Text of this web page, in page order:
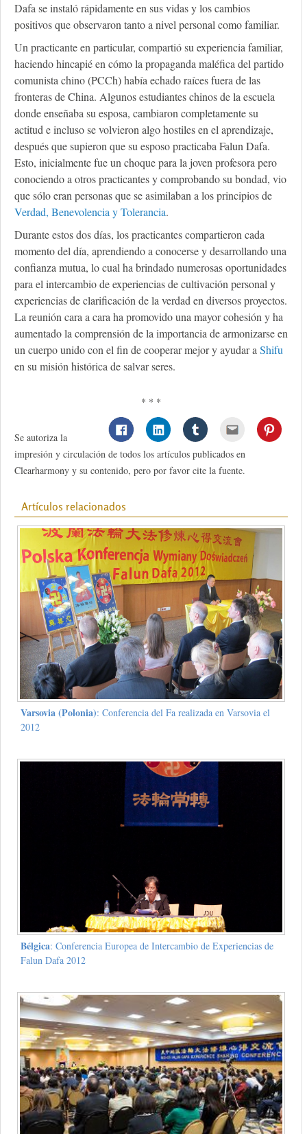
Dafa se instaló rápidamente en sus vidas y los cambios
positivos que observaron tanto a nivel personal como familiar.
Un practicante en particular, compartió su experiencia familiar,
haciendo hincapié en cómo la propaganda maléfica del partido
comunista chino (PCCh) había echado raíces fuera de las
fronteras de China. Algunos estudiantes chinos de la escuela
donde enseñaba su esposa, cambiaron completamente su
actitud e incluso se volvieron algo hostiles en el aprendizaje,
después que supieron que su esposo practicaba Falun Dafa.
Esto, inicialmente fue un choque para la joven profesora pero
conociendo a otros practicantes y comprobando su bondad, vio
que sólo eran personas que se asimilaban a los principios de
Verdad, Benevolencia y Tolerancia.
Durante estos dos días, los practicantes compartieron cada
momento del día, aprendiendo a conocerse y desarrollando una
confianza mutua, lo cual ha brindado numerosas oportunidades
para el intercambio de experiencias de cultivación personal y
experiencias de clarificación de la verdad en diversos proyectos.
La reunión cara a cara ha promovido una mayor cohesión y ha
aumentado la comprensión de la importancia de armonizarse en
un cuerpo unido con el fin de cooperar mejor y ayudar aShifu
en su misión histórica de salvar seres.
* * *
Se autoriza la
impresión y circulación de todos los artículos publicados en
Clearharmony y su contenido, pero por favor cite la fuente.
Artículos relacionados
Varsovia (Polonia): Conferencia del Fa realizada en Varsovia el
2012
Bélgica: Conferencia Europea de Intercambio de Experiencias de
Falun Dafa 2012